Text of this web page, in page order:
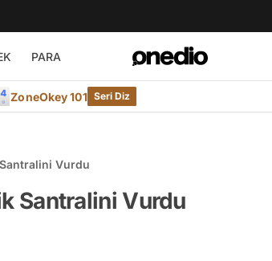
PARA
ZoneOkey 101 Seri Diz
Vurdu
Santralini Vurdu